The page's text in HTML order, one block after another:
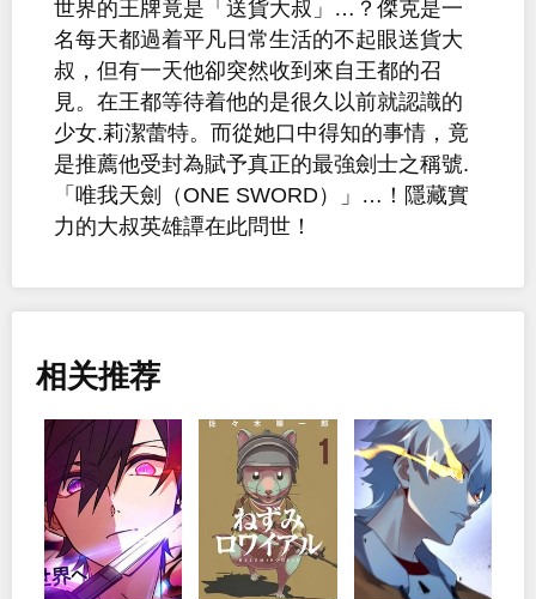
世界的王牌竟是「送貨大叔」…？傑克是一
名每天都過着平凡日常生活的不起眼送貨大
叔，但有一天他卻突然收到來自王都的召
見。在王都等待着他的是很久以前就認識的
少女.莉潔蕾特。而從她口中得知的事情，竟
是推薦他受封為賦予真正的最強劍士之稱號.
「唯我天劍（ONE SWORD）」…！隱藏實
力的大叔英雄譚在此問世！
相关推荐